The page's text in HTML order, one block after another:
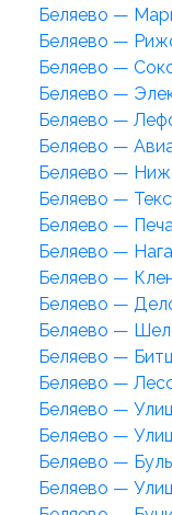
Беляево —
Беляево —
Беляево —
Беляево —
Беляево —
Беляево —
Беляево —
Беляево —
Беляево —
Беляево —
Беляево —
Беляево —
Беляево —
Беляево —
Беляево —
Беляево —
Беляево —
Беляево —
Беляево —